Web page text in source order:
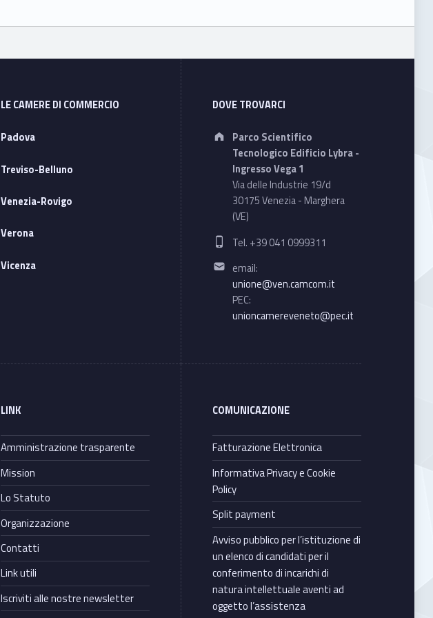
LE CAMERE DI COMMERCIO
Padova
Treviso-Belluno
Venezia-Rovigo
Verona
Vicenza
DOVE TROVARCI
Address:
Parco Scientifico
Tecnologico Edificio Lybra -
Ingresso Vega 1
Via delle Industrie 19/d
30175 Venezia - Marghera
(VE)
Phone number:
Tel. +39 041 0999311
Email address:
email:
unione@ven.camcom.it
PEC:
unioncamereveneto@pec.it
LINK
Amministrazione trasparente
Mission
Lo Statuto
Organizzazione
Contatti
Link utili
Iscriviti alle nostre newsletter
COMUNICAZIONE
Fatturazione Elettronica
Informativa Privacy e Cookie
Policy
Split payment
Avviso pubblico per l’istituzione di
un elenco di candidati per il
conferimento di incarichi di
natura intellettuale aventi ad
oggetto l’assistenza